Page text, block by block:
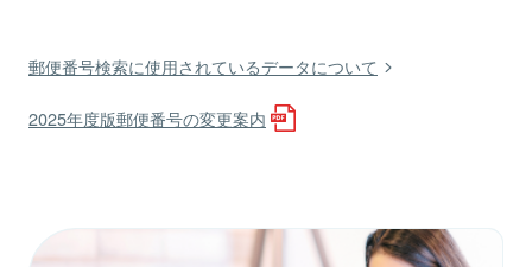
郵便番号検索に使用されているデータについて
2025年度版郵便番号の変更案内